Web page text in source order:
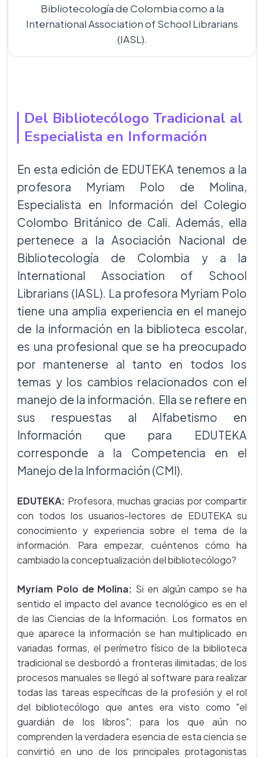
Bibliotecología de Colombia como a la
International Association of School Librarians
(IASL).
Del Bibliotecólogo Tradicional al
Especialista en Información
En esta edición de EDUTEKA tenemos a la
profesora Myriam Polo de Molina,
Especialista en Información del Colegio
Colombo Británico de Cali. Además, ella
pertenece a la Asociación Nacional de
Bibliotecología de Colombia y a la
International Association of School
Librarians (IASL). La profesora Myriam Polo
tiene una amplia experiencia en el manejo
de la información en la biblioteca escolar,
es una profesional que se ha preocupado
por mantenerse al tanto en todos los
temas y los cambios relacionados con el
manejo de la información. Ella se refiere en
sus respuestas al Alfabetismo en
Información que para EDUTEKA
corresponde a la Competencia en el
Manejo de la Información (CMI).
EDUTEKA: Profesora, muchas gracias por compartir
con todos los usuarios-lectores de EDUTEKA su
conocimiento y experiencia sobre el tema de la
información. Para empezar, cuéntenos cómo ha
cambiado la conceptualización del bibliotecólogo?
Myriam Polo de Molina: Si en algún campo se ha
sentido el impacto del avance tecnológico es en el
de las Ciencias de la Información. Los formatos en
que aparece la información se han multiplicado en
variadas formas, el perímetro físico de la biblioteca
tradicional se desbordó a fronteras ilimitadas; de los
procesos manuales se llegó al software para realizar
todas las tareas específicas de la profesión y el rol
del bibliotecólogo que antes era visto como "el
guardián de los libros"; para los que aún no
comprenden la verdadera esencia de esta ciencia se
convirtió en uno de los principales protagonistas